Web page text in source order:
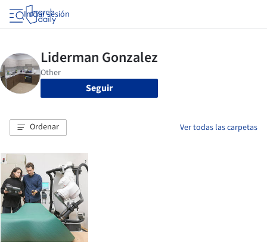
Iniciar sesión
Seguir
Ordenar Ver todas las carpetas